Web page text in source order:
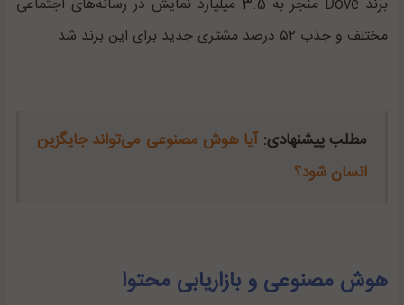
برند Dove منجر به 3.5 میلیارد نمایش در رسانه‌های اجتماعی
مختلف و جذب ۵۲ درصد مشتری جدید برای این برند شد.
مطلب پیشنهادی:آیا هوش مصنوعی می‌تواند جایگزین
انسان شود؟
هوش مصنوعی و بازاریابی محتوا